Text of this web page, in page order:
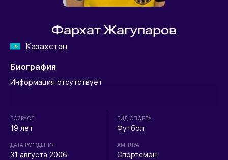
Фархат Жагупаров
Казахстан
Биография
Информация отсутствует
ВОЗРАСТ
19 лет
ДАТА РОЖДЕНИЯ
31 августа 2006
ВИД СПОРТА
Футбол
АМПЛУА
Спортсмен